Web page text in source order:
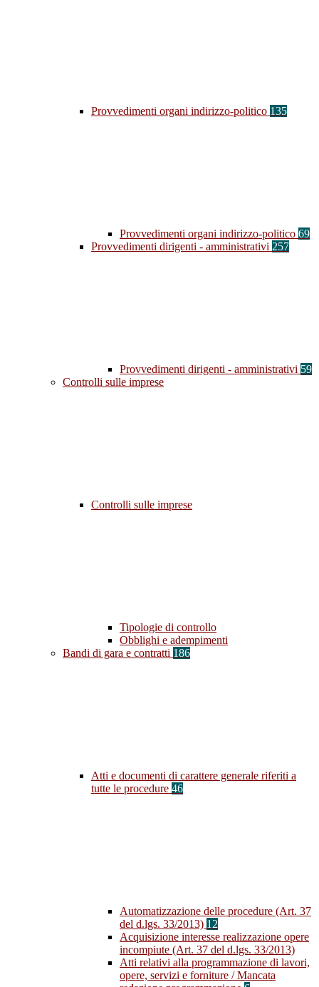
Provvedimenti organi indirizzo-politico 135
Provvedimenti organi indirizzo-politico 69
Provvedimenti dirigenti - amministrativi 257
Provvedimenti dirigenti - amministrativi 59
Controlli sulle imprese
Controlli sulle imprese
Tipologie di controllo
Obblighi e adempimenti
Bandi di gara e contratti 186
Atti e documenti di carattere generale riferiti a
tutte le procedure 46
Automatizzazione delle procedure (Art. 37
del d.lgs. 33/2013) 12
Acquisizione interesse realizzazione opere
incompiute (Art. 37 del d.lgs. 33/2013)
Atti relativi alla programmazione di lavori,
opere, servizi e forniture / Mancata